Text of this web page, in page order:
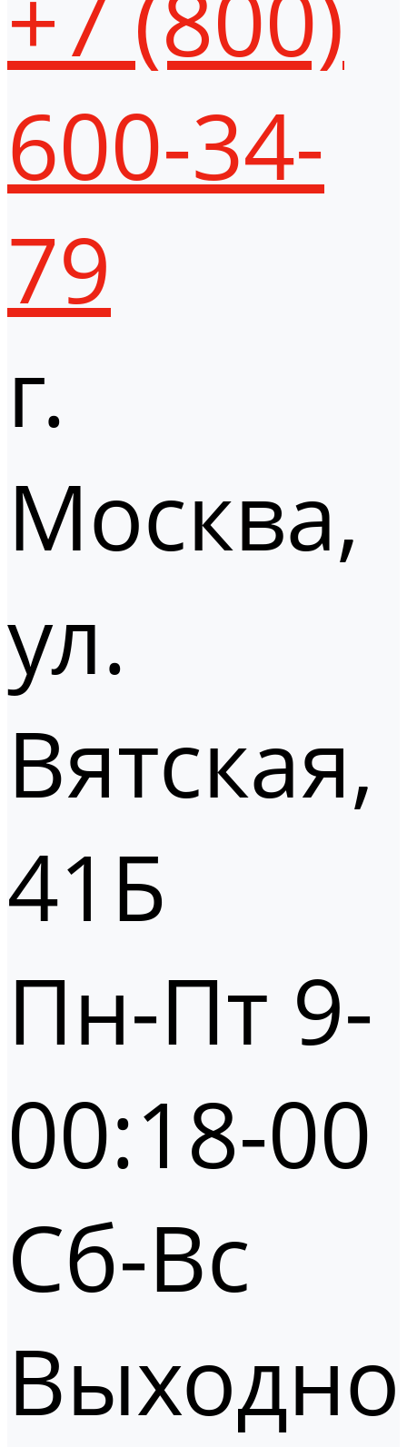
600-34-
79
г.
Москва,
ул.
Вятская,
41Б
Пн-Пт 9-
00:18-00
Сб-Вс